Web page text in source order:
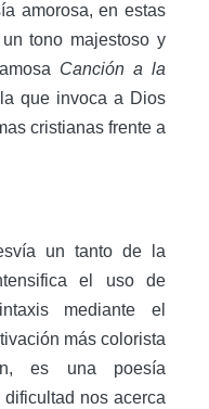
amorosa, en estas
tono majestoso y
Canción a la
que invoca a Dios
cristianas frente a
un tanto de la
el uso de
mediante el
más colorista
es una poesía
nos acerca